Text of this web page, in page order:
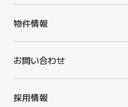
物件情報
お問い合わせ
採用情報